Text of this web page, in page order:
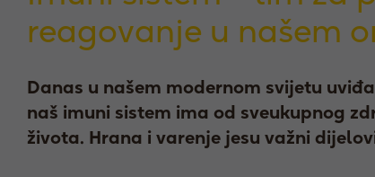
reagovanje u našem
Danas u našem modernom svijetu
naš imuni sistem ima od sveukupnog
života. Hrana i varenje jesu važni